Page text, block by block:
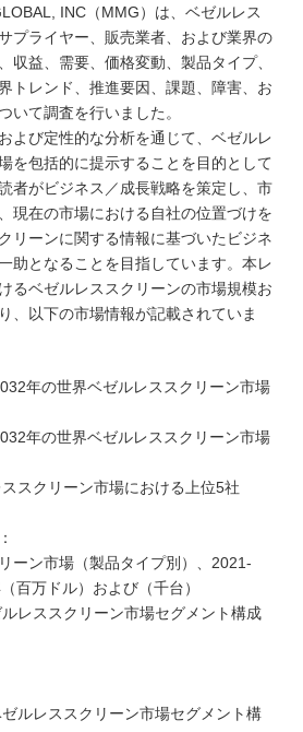
INC（MMG）は、ベゼルレス
プライヤー、販売業者、および業界の
収益、需要、価格変動、製品タイプ、
トレンド、推進要因、課題、障害、お
いて調査を行いました。
よび定性的な分析を通じて、ベゼルレ
を包括的に提示することを目的として
者がビジネス／成長戦略を策定し、市
現在の市場における自社の位置づけを
リーンに関する情報に基づいたビジネ
助となることを目指しています。本レ
るベゼルレススクリーンの市場規模お
、以下の市場情報が記載されていま
年の世界ベゼルレススクリーン市場
年の世界ベゼルレススクリーン市場
スクリーン市場における上位5社
ーン市場（製品タイプ別）、2021-
百万ドル）および（千台）
レススクリーン市場セグメント構成
ルレススクリーン市場セグメント構